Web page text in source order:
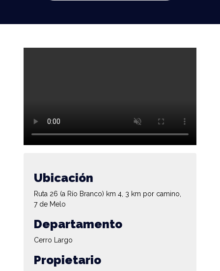
Ubicación
Ruta 26 (a Río Branco) km 4, 3 km por camino,
7 de Melo
Departamento
Cerro Largo
Propietario